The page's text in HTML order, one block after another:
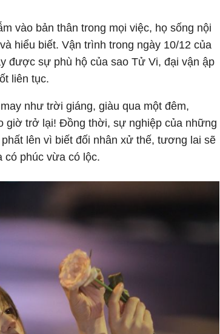
vào bản thân trong mọi việc, họ sống nội
hiểu biết. Vận trình trong ngày 10/12 của
được sự phù hộ của sao Tử Vi, đại vận ập
liên tục.
như trời giáng, giàu qua một đêm,
giờ trở lại! Đồng thời, sự nghiệp của những
lên vì biết đối nhân xử thế, tương lai sẽ
có phúc vừa có lộc.